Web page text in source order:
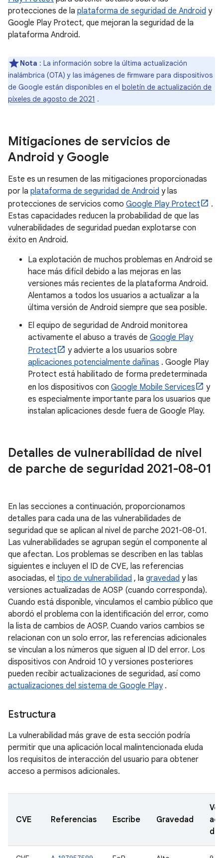
protecciones de la plataforma de seguridad de Android y
Google Play Protect, que mejoran la seguridad de la
plataforma Android.
Nota : La información sobre la última actualización
inalámbrica (OTA) y las imágenes de firmware para dispositivos
de Google están disponibles en el boletín de actualización de
píxeles de agosto de 2021 .
Mitigaciones de servicios de
Android y Google
Este es un resumen de las mitigaciones proporcionadas
por la plataforma de seguridad de Android y las
protecciones de servicios como Google Play Protect
.
Estas capacidades reducen la probabilidad de que las
vulnerabilidades de seguridad puedan explotarse con
éxito en Android.
La explotación de muchos problemas en Android se
hace más difícil debido a las mejoras en las
versiones más recientes de la plataforma Android.
Alentamos a todos los usuarios a actualizar a la
última versión de Android siempre que sea posible.
El equipo de seguridad de Android monitorea
activamente el abuso a través de Google Play
Protect
y advierte a los usuarios sobre
aplicaciones potencialmente dañinas . Google Play
Protect está habilitado de forma predeterminada
en los dispositivos con Google Mobile Services
y
es especialmente importante para los usuarios que
instalan aplicaciones desde fuera de Google Play.
Detalles de vulnerabilidad de nivel
de parche de seguridad 2021-08-01
En las secciones a continuación, proporcionamos
detalles para cada una de las vulnerabilidades de
seguridad que se aplican al nivel de parche 2021-08-01.
Las vulnerabilidades se agrupan según el componente al
que afectan. Los problemas se describen en las tablas
siguientes e incluyen el ID de CVE, las referencias
asociadas, el tipo de vulnerabilidad , la gravedad y las
versiones actualizadas de AOSP (cuando corresponda).
Cuando está disponible, vinculamos el cambio público que
abordó el problema con la identificación del error, como
la lista de cambios de AOSP. Cuando varios cambios se
relacionan con un solo error, las referencias adicionales
se vinculan a los números que siguen al ID del error. Los
dispositivos con Android 10 y versiones posteriores
pueden recibir actualizaciones de seguridad, así como
actualizaciones del sistema de Google Play.
Estructura
La vulnerabilidad más grave de esta sección podría
permitir que una aplicación local malintencionada eluda
los requisitos de interacción del usuario para obtener
acceso a permisos adicionales.
CVE Referencias Escribe Gravedad
de